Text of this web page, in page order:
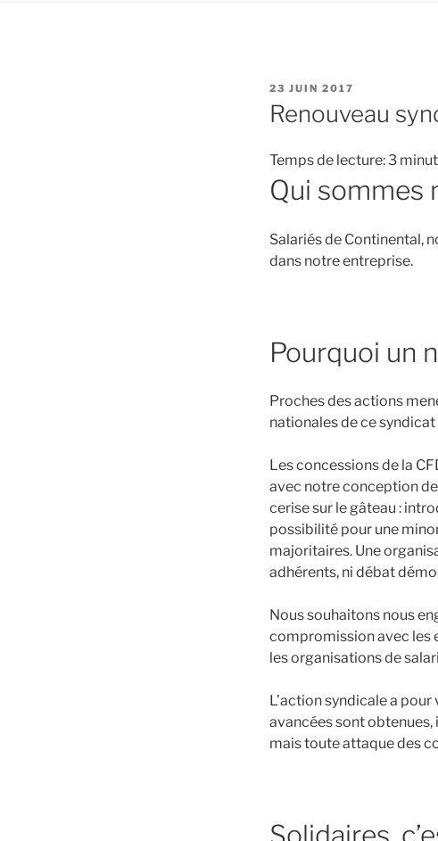
PUBLIÉ
LE
23 JUIN 2017
Renouveau
Temps de lecture:3
Qui sommes
Salariés de Continental,
dans notre entreprise.
Pourquoi un
Proches des actions
nationales de ce syndicat
Les concessions de la
avec notre conception
cerise sur le gâteau :
possibilité pour une
majoritaires. Une
adhérents, ni débat
Nous souhaitons nous
compromission avec les
les organisations de
L’action syndicale a
avancées sont
mais toute attaque des